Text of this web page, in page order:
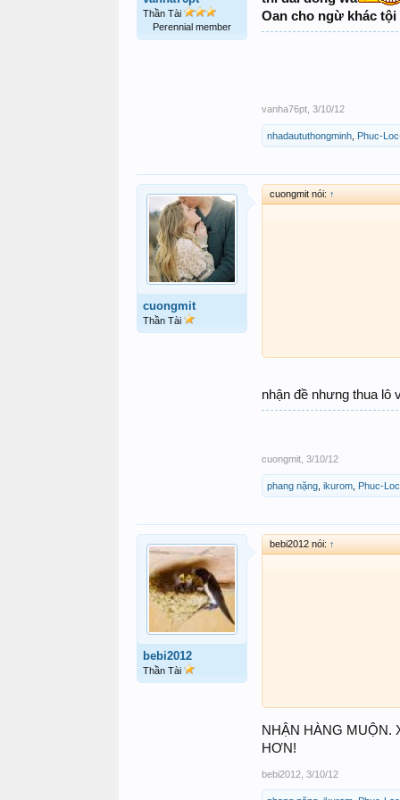
Thần Tài
Perennial member
Oan cho ngừ khác tội
vanha76pt 3/10/12
nhadaututhongminh Phuc-
cuongmit
Thần Tài
cuongmit nói: ↑
nhận đề nhưng thua lô
cuongmit 3/10/12
phang nặng ikurom Phuc-
bebi2012
Thần Tài
bebi2012 nói: ↑
NHẬN HÀNG MUỘN.
HƠN!
bebi2012 3/10/12